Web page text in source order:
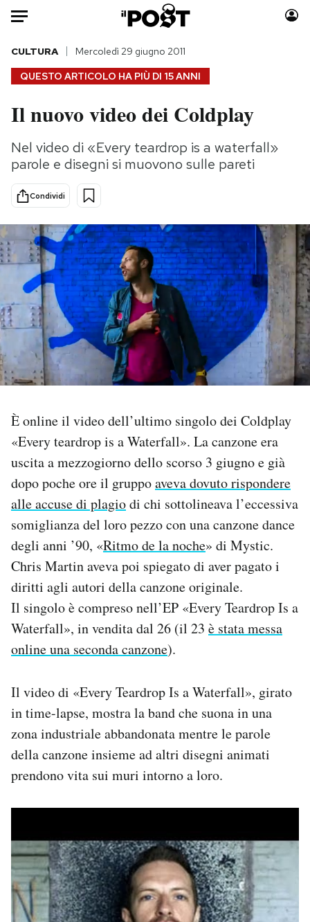
Auto
HOME
Italia
Politica
Tecnologia
Internet
Cultura
Economia
Sport
Moda
Consumismi
Storie/Idee
Europa
Altrecose
Mondiali calcio 2026
PODCAST
NEWSLETTER
I MIEI PREFERITI
CALENDARIO
AREA PERSONALE
Area Personale
Newsletter
Notifiche mobile
Regala il Post
QUESTO ARTICOLO HA PIÙ DI 15 ANNI
CULTURA Mercoledì 29 giugno 2011
Il nuovo video dei Coldplay
Nel video di «Every teardrop is a waterfall»
parole e disegni si muovono sulle pareti
Condividi
È online il video dell’ultimo singolo dei Coldplay
«Every teardrop is a Waterfall». La canzone era
uscita a mezzogiorno dello scorso 3 giugno e già
dopo poche ore il gruppoaveva dovuto rispondere
alle accuse di plagiodi chi sottolineava l’eccessiva
somiglianza del loro pezzo con una canzone dance
degli anni ’90, «Ritmo de la noche» di Mystic.
Chris Martin aveva poi spiegato di aver pagato i
diritti agli autori della canzone originale.
Il singolo è compreso nell’EP «Every Teardrop Is a
Waterfall», in vendita dal 26 (il 23 è stata messa
online una seconda canzone).
Il video di «Every Teardrop Is a Waterfall», girato
in time-lapse, mostra la band che suona in una
zona industriale abbandonata mentre le parole
della canzone insieme ad altri disegni animati
prendono vita sui muri intorno a loro.